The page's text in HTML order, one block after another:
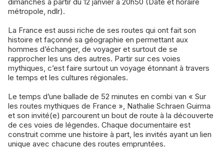
métropole, ndlr).
La France est aussi riche de ses routes qui ont fait son
histoire et façonné sa géographie en permettant aux
hommes d’échanger, de voyager et surtout de se
rapprocher les uns des autres. Partir sur ces voies
mythiques, c’est faire surtout un voyage étonnant à travers
le temps et les cultures régionales.
Le temps d’une ballade de 52 minutes en combi van « Sur
les routes mythiques de France », Nathalie Schraen Guirma
et son invité(e) parcourent un bout de route à la découverte
de ces voies de légendes. Chaque documentaire est
construit comme une histoire à part, les invités ayant un lien
unique avec chacune des routes empruntées.